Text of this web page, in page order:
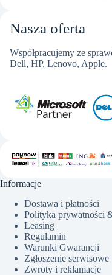
Nasza oferta
Współpracujemy ze
Dell, HP, Lenovo, Apple.
Informacje
Dostawa i płatności
Polityka prywatności
Leasing
Regulamin
Warunki Gwarancji
Zgłoszenie serwisowe
Zwroty i reklamacje